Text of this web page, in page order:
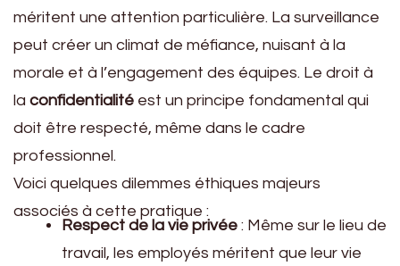
méritent une attention particulière. La surveillance
peut créer un climat de méfiance, nuisant à la
morale et à l’engagement des équipes. Le droit à
la confidentialité est un principe fondamental qui
doit être respecté, même dans le cadre
professionnel.
Voici quelques dilemmes éthiques majeurs
associés à cette pratique :
Respect de la vie privée : Même sur le lieu de
travail, les employés méritent que leur vie